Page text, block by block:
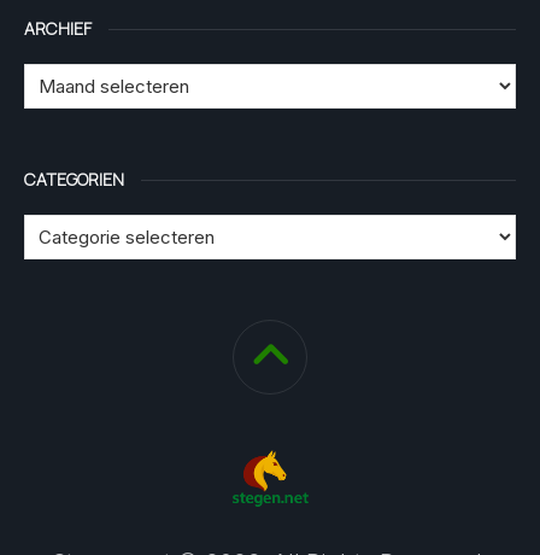
ARCHIEF
CATEGORIEN